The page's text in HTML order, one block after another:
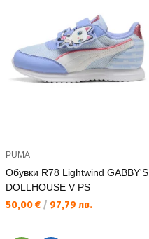
PUMA
Обувки R78 Lightwind GABBY'S
DOLLHOUSE V PS
Текуща цена:
50,00 € / 97,79 лв.